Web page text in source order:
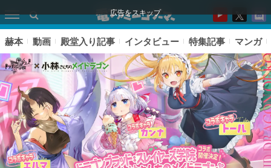
広告をスキップ
赫本 動画 殿堂入り記事 インタビュー 特集記事 マンガ